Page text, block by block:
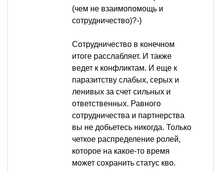
(чем не взаимопомощь и
сотрудничество)?-)
Сотрудничество в конечном
итоге расслабляет. И также
ведет к конфликтам. И еще к
паразитству слабых, серых и
ленивых за счет сильных и
ответственных. Равного
сотрудничества и партнерства
вы не добьетесь никогда. Только
четкое распределение ролей,
которое на какое-то время
может сохранить статус кво.